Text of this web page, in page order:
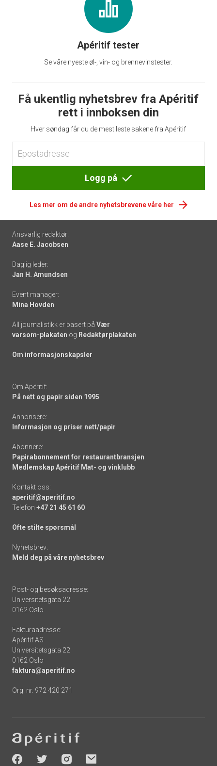
Apéritif tester
Se våre nyeste øl-, vin- og brennevinstester.
Få ukentlig nyhetsbrev fra Apéritif
rett i innboksen din
Hver søndag får du de mest leste sakene fra Apéritif
Logg på
Les mer om de andre nyhetsbrevene våre her
Footer
-
links
Ansvarlig redaktør:
Aase E. Jacobsen
Daglig leder:
Jan H. Amundsen
Event manager:
Mina Hovden
All journalistikk er basert på Vær
varsom-plakaten og Redaktørplakaten
Om informasjonskapsler
Om Apéritif:
På nett og papir siden 1995
Annonsere:
Informasjon og priser nett/papir
Abonnere:
Papirabonnement for restaurantbransjen
Medlemskap Apéritif Mat- og vinklubb
Kontakt oss:
aperitif@aperitif.no
Telefon +47 21 45 61 60
Ofte stilte spørsmål
Nyhetsbrev:
Meld deg på våre nyhetsbrev
Post- og besøksadresse:
Universitetsgata 22
0162 Oslo
Fakturaadresse:
Apéritif AS
Universitetsgata 22
0162 Oslo
faktura@aperitif.no
Org. nr. 972 420 271
-